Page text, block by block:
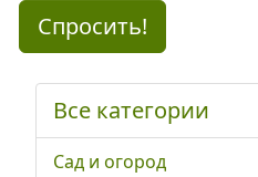
Спросить!
Все категории
Сад и огород